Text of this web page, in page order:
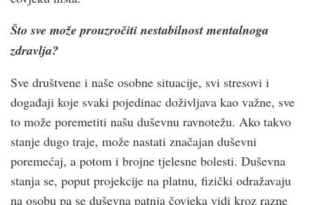
Što sve može prouzročiti nestabilnost mentalnoga
zdravlja?
Sve društvene i naše osobne situacije, svi stresovi i
događaji koje svaki pojedinac doživljava kao važne, sve
to može poremetiti našu duševnu ravnotežu. Ako takvo
stanje dugo traje, može nastati značajan duševni
poremećaj, a potom i brojne tjelesne bolesti. Duševna
stanja se, poput projekcije na platnu, fizički odražavaju
na osobu pa se duševna patnja čovjeka vidi kroz razne